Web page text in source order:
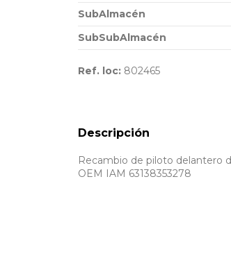
SubAlmacén
SubSubAlmacén
Ref. loc: 802465
Descripción
Recambio de piloto delantero
OEM IAM 63138353278